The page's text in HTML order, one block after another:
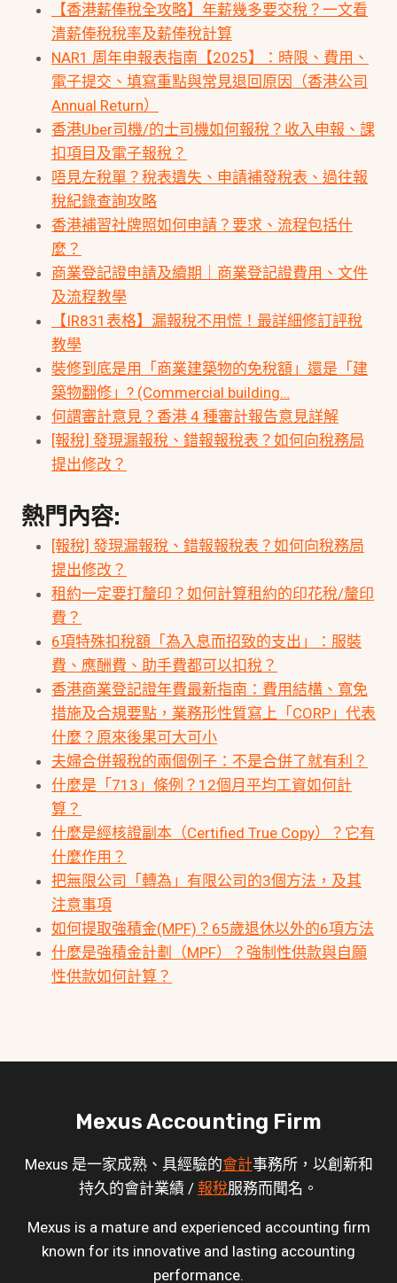
【香港薪俸稅全攻略】年薪幾多要交稅？一文看
清薪俸稅稅率及薪俸稅計算
NAR1 周年申報表指南【2025】：時限、費用、
電子提交、填寫重點與常見退回原因（香港公司
Annual Return）
香港Uber司機/的士司機如何報稅？收入申報、課
扣項目及電子報稅？
唔見左稅單？稅表遺失、申請補發稅表、過往報
稅紀錄查詢攻略
香港補習社牌照如何申請？要求、流程包括什
麼？
商業登記證申請及續期｜商業登記證費用、文件
及流程教學
【IR831表格】漏報稅不用慌！最詳細修訂評稅
教學
裝修到底是用「商業建築物的免稅額」還是「建
築物翻修」? (Commercial building…
何謂審計意見？香港 4 種審計報告意見詳解
[報稅] 發現漏報稅、錯報報稅表？如何向稅務局
提出修改？
熱門內容:
[報稅] 發現漏報稅、錯報報稅表？如何向稅務局
提出修改？
租約一定要打釐印？如何計算租約的印花稅/釐印
費？
6項特殊扣稅額「為入息而招致的支出」：服裝
費、應酬費、助手費都可以扣稅？
香港商業登記證年費最新指南：費用結構、寬免
措施及合規要點，業務形性質寫上「CORP」代表
什麼？原來後果可大可小
夫婦合併報稅的兩個例子：不是合併了就有利？
什麼是「713」條例？12個月平均工資如何計
算？
什麼是經核證副本（Certified True Copy）？它有
什麼作用？
把無限公司「轉為」有限公司的3個方法，及其
注意事項
如何提取強積金(MPF)？65歲退休以外的6項方法
什麼是強積金計劃（MPF）？強制性供款與自願
性供款如何計算？
Mexus Accounting Firm
Mexus 是一家成熟、具經驗的會計事務所，以創新和
持久的會計業績 / 報稅服務而聞名。
Mexus is a mature and experienced accounting firm
known for its innovative and lasting accounting
performance.